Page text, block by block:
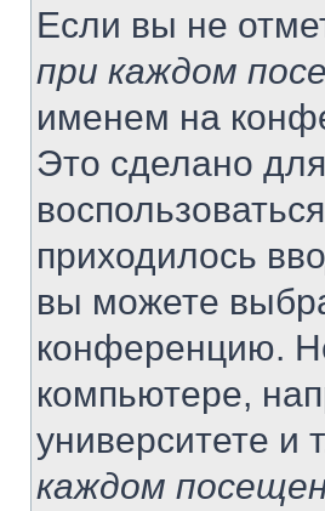
Если вы не
при каждом
именем на
Это сделано
приходилось
вы можете
конференцию.
компьютере,
университете и
каждом